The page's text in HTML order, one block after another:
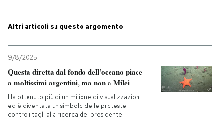
Sport
Mondiali calcio 2026
PODCAST
Altri articoli su questo argomento
9/8/2025
Questa diretta dal fondo dell’oceano piace
a moltissimi argentini, ma non a Milei
Ha ottenuto più di un milione di visualizzazioni
ed è diventata un simbolo delle proteste
contro i tagli alla ricerca del presidente